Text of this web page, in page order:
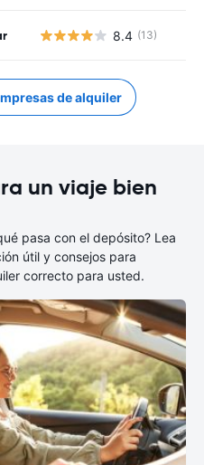
8.4 (13)
de alquiler
un viaje bien
pasa con el depósito? Lea
útil y consejos para
correcto para usted.